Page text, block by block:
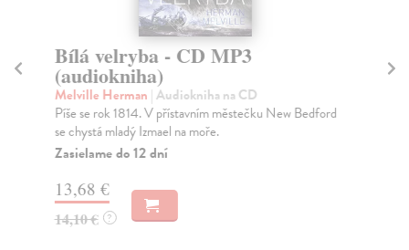
Bílá velryba - CD MP3
(audiokniha)
Melville Herman | Audiokniha na CD
Píše se rok 1814. V přístavním městečku New Bedford
se chystá mladý Izmael na moře.
Zasielame do 12 dní
13,68 €
14,10 € ?